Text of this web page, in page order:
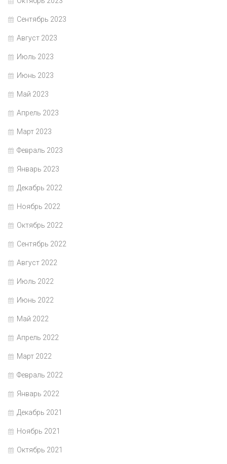
Сентябрь 2023
Август 2023
Июль 2023
Июнь 2023
Май 2023
Апрель 2023
Март 2023
Февраль 2023
Январь 2023
Декабрь 2022
Ноябрь 2022
Октябрь 2022
Сентябрь 2022
Август 2022
Июль 2022
Июнь 2022
Май 2022
Апрель 2022
Март 2022
Февраль 2022
Январь 2022
Декабрь 2021
Ноябрь 2021
Октябрь 2021